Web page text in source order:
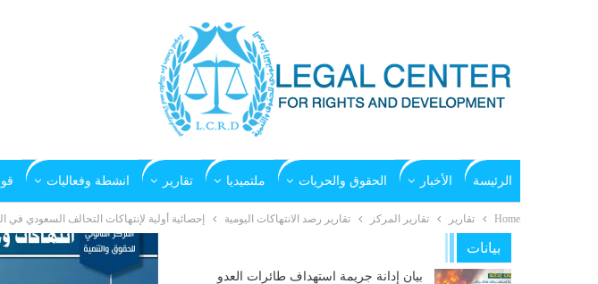
الرئيسة الأخبار الحقوق والحريات ملتميديا تقارير انشطة وفعاليات
Home تقارير تقارير المركز تقارير رصد الانتهاكات اليومية إحصائية أولية لإنتهاكات التحالف السعودي في اليمن –
بيانات
بيان إدانة جريمة استهداف طائرات العدو